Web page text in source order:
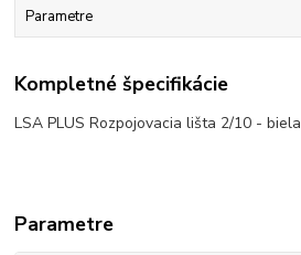
Parametre
Kompletné špecifikácie
LSA PLUS Rozpojovacia lišta 2/10 - biela
Parametre